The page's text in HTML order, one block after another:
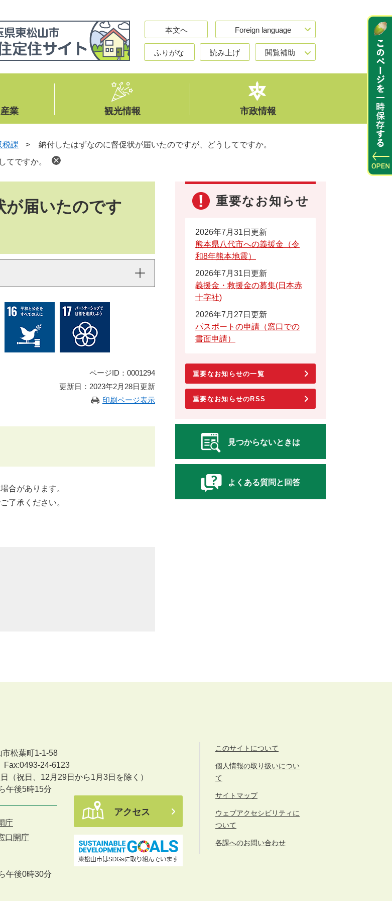
本文へ Foreign language
ふりがな 読み上げ 閲覧補助
業 観光情報 市政情報
税課 > 納付したはずなのに督促状が届いたのですが、どうしてですか。
てですか。
が届いたのです
ページID：0001294
更新日：2023年2月28日更新
印刷ページ表示
合があります。
了承ください。
重要なお知らせ
2026年7月31日更新
熊本県八代市への義援金（令
和8年熊本地震）
2026年7月31日更新
義援金・救援金の募集(日本赤
十字社)
2026年7月27日更新
パスポートの申請（窓口での
書面申請）
重要なお知らせの一覧
重要なお知らせのRSS
見つからないときは
よくある質問と回答
松葉町1-1-58
Fax:0493-24-6123
（祝日、12月29日から1月3日を除く）
午後5時15分
庁
口開庁
午後0時30分
アクセス
このサイトについて
個人情報の取り扱いについ
て
サイトマップ
ウェブアクセシビリティに
ついて
各課へのお問い合わせ